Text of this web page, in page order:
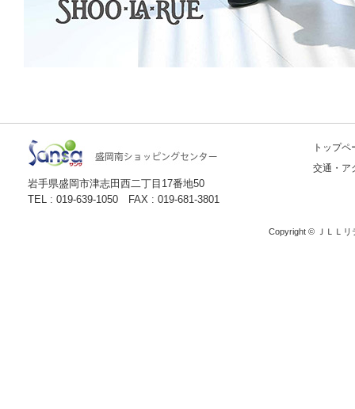
岩手県盛岡市津志田西二丁目17番地50
TEL : 019-639-1050 FAX : 019-681-3801
トップペ
交通・ア
Copyright © ＪＬＬリ